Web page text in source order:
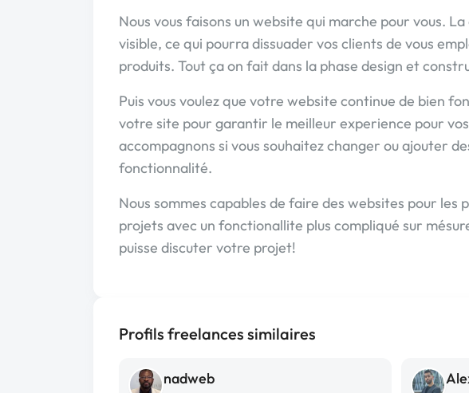
Nous vous faisons un website qui marche pour vous.
visible, ce qui pourra dissuader vos clients de vous
produits. Tout ça on fait dans la phase design et
Puis vous voulez que votre website continue de bien
votre site pour garantir le meilleur experience pour
accompagnons si vous souhaitez changer ou ajouter
fonctionnalité.
Nous sommes capables de faire des websites pour les
projets avec un fonctionallite plus compliqué sur
puisse discuter votre projet!
Profils freelances similaires
nadweb